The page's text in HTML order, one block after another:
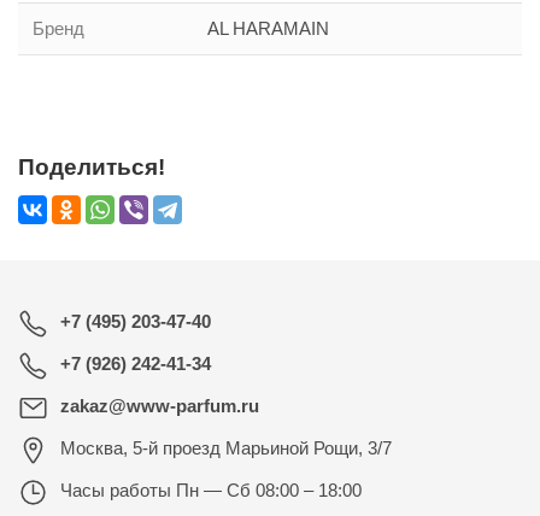
Бренд AL HARAMAIN
Поделиться!
+7 (495) 203-47-40
+7 (926) 242-41-34
zakaz@www-parfum.ru
Москва, 5-й проезд Марьиной Рощи, 3/7
Часы работы Пн — Сб 08:00 – 18:00